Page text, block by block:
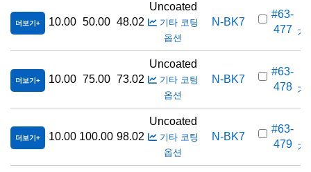
더보기 10.00 50.00 48.02
Uncoated
기타 코팅
옵션
N-BK7
#63-
477 가
더보기 10.00 75.00 73.02
Uncoated
기타 코팅
옵션
N-BK7
#63-
478 가
더보기 10.00 100.00 98.02
Uncoated
기타 코팅
옵션
N-BK7
#63-
479 가